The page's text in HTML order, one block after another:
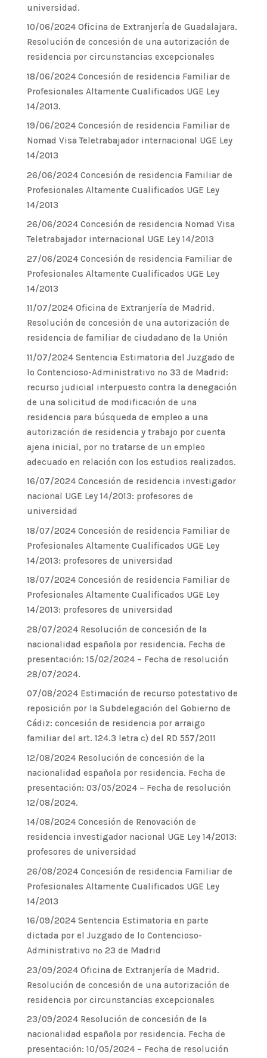
universidad.
10/06/2024 Oficina de Extranjería de Guadalajara.
Resolución de concesión de una autorización de
residencia por circunstancias excepcionales
18/06/2024 Concesión de residencia Familiar de
Profesionales Altamente Cualificados UGE Ley
14/2013.
19/06/2024 Concesión de residencia Familiar de
Nomad Visa Teletrabajador internacional UGE Ley
14/2013
26/06/2024 Concesión de residencia Familiar de
Profesionales Altamente Cualificados UGE Ley
14/2013
26/06/2024 Concesión de residencia Nomad Visa
Teletrabajador internacional UGE Ley 14/2013
27/06/2024 Concesión de residencia Familiar de
Profesionales Altamente Cualificados UGE Ley
14/2013
11/07/2024 Oficina de Extranjería de Madrid.
Resolución de concesión de una autorización de
residencia de familiar de ciudadano de la Unión
11/07/2024 Sentencia Estimatoria del Juzgado de
lo Contencioso-Administrativo nº 33 de Madrid:
recurso judicial interpuesto contra la denegación
de una solicitud de modificación de una
residencia para búsqueda de empleo a una
autorización de residencia y trabajo por cuenta
ajena inicial, por no tratarse de un empleo
adecuado en relación con los estudios realizados.
16/07/2024 Concesión de residencia investigador
nacional UGE Ley 14/2013: profesores de
universidad
18/07/2024 Concesión de residencia Familiar de
Profesionales Altamente Cualificados UGE Ley
14/2013: profesores de universidad
18/07/2024 Concesión de residencia Familiar de
Profesionales Altamente Cualificados UGE Ley
14/2013: profesores de universidad
28/07/2024 Resolución de concesión de la
nacionalidad española por residencia. Fecha de
presentación: 15/02/2024 – Fecha de resolución
28/07/2024.
07/08/2024 Estimación de recurso potestativo de
reposición por la Subdelegación del Gobierno de
Cádiz: concesión de residencia por arraigo
familiar del art. 124.3 letra c) del RD 557/2011
12/08/2024 Resolución de concesión de la
nacionalidad española por residencia. Fecha de
presentación: 03/05/2024 – Fecha de resolución
12/08/2024.
14/08/2024 Concesión de Renovación de
residencia investigador nacional UGE Ley 14/2013:
profesores de universidad
26/08/2024 Concesión de residencia Familiar de
Profesionales Altamente Cualificados UGE Ley
14/2013
16/09/2024 Sentencia Estimatoria en parte
dictada por el Juzgado de lo Contencioso-
Administrativo nº 23 de Madrid
23/09/2024 Oficina de Extranjería de Madrid.
Resolución de concesión de una autorización de
residencia por circunstancias excepcionales
23/09/2024 Resolución de concesión de la
nacionalidad española por residencia. Fecha de
presentación: 10/05/2024 – Fecha de resolución